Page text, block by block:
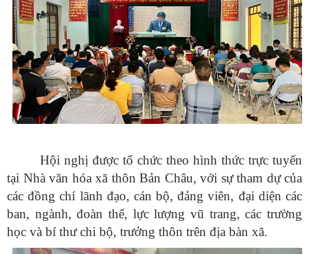
Hội nghị được tổ chức theo hình thức trực tuyến
tại Nhà văn hóa xã thôn Bản Châu, với sự tham dự của
các đồng chí lãnh đạo, cán bộ, đảng viên, đại diện các
ban, ngành, đoàn thể, lực lượng vũ trang, các trường
học và bí thư chi bộ, trưởng thôn trên địa bàn xã.